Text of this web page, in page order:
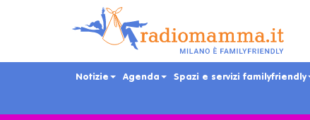
to
Notizie Agenda Spazi e servizi familyfriendly